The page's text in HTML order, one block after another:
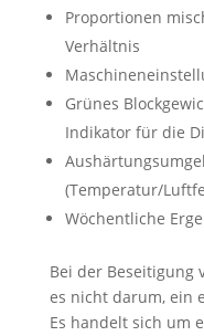
Proportionen
Verhältnis
Grünes
Indikator für die
(Temperatur/
Wöchentliche
Bei der Beseitigung
es nicht darum, ein
Es handelt sich um